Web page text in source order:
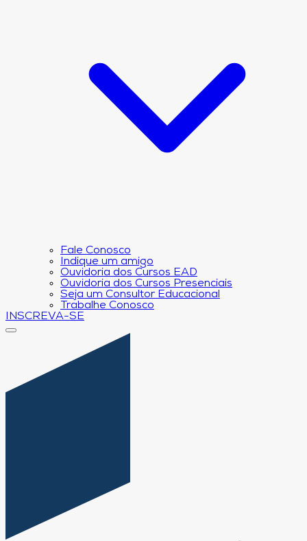
Fale Conosco
Indique um amigo
Ouvidoria dos Cursos EAD
Ouvidoria dos Cursos Presenciais
Seja um Consultor Educacional
Trabalhe Conosco
INSCREVA-SE